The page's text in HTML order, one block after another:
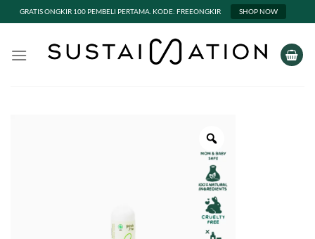
GRATIS ONGKIR 100 PEMBELI PERTAMA. KODE: FREEONGKIR SHOP NOW